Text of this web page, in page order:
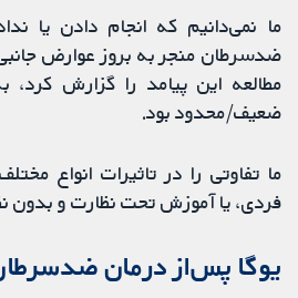
ما نمی‌دانیم که انجام دادن یا
ضدسرطان منجر به بروز عوارض
مطالعه این پیامد را گزارش
ضعیف/محدود بود.
ما تفاوتی را در تاثیرات انواع
فردی، یا آموزش تحت نظارت و بدون
یوگا پس‌از درمان